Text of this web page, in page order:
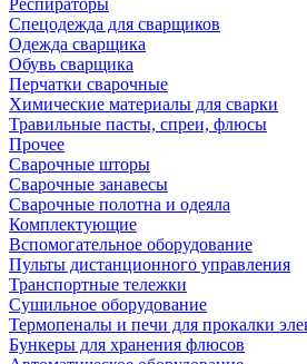
Респираторы
Спецодежда для сварщиков
Одежда сварщика
Обувь сварщика
Перчатки сварочные
Химические материалы для сварки
Травильные пасты, спреи, флюсы
Прочее
Сварочные шторы
Сварочные занавесы
Сварочные полотна и одеяла
Комплектующие
Вспомогательное оборудование
Пульты дистанционного управления
Транспортные тележки
Сушильное оборудование
Термопеналы и печи для прокалки
Бункеры для хранения флюсов